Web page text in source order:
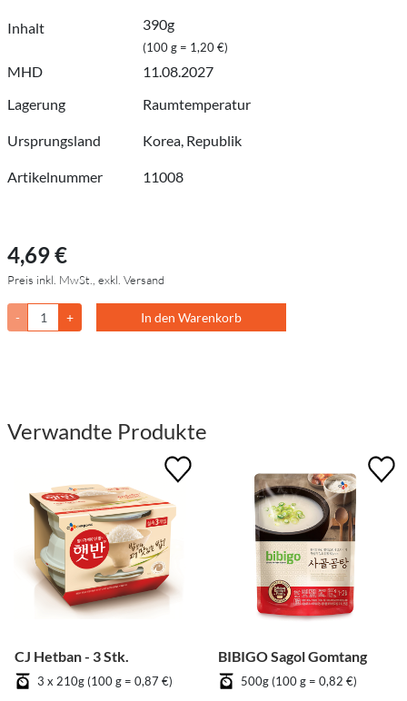
Inhalt 390g
(100 g = 1,20 €)
MHD
11.08.2027
Lagerung
Raumtemperatur
Ursprungsland Korea, Republik
Artikelnummer 11008
4,69 €
Preis inkl. MwSt., exkl. Versand
- + In den Warenkorb
Verwandte Produkte
CJ Hetban - 3 Stk.
3 x 210g (100 g = 0,87 €)
BIBIGO Sagol Gomtang
500g (100 g = 0,82 €)